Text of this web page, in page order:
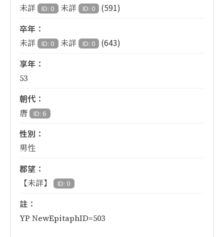
未詳 ID: 0 未詳 ID: 0
(591)
卒年：
未詳 ID: 0 未詳 ID: 0
(643)
享年：
53
朝代：
唐 ID: 6
性別：
男性
郡望：
【未詳】 ID: 0
註：
YP NewEpitaphID=503